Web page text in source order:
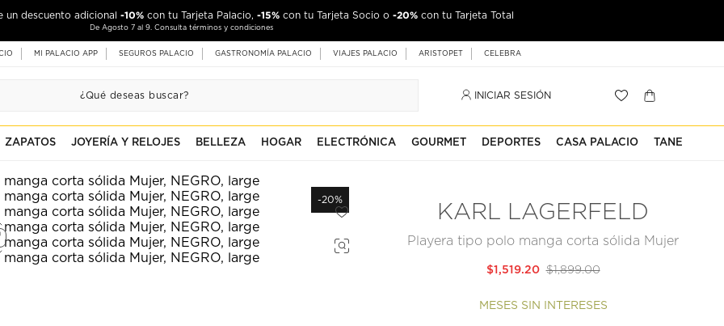
un descuento adicional -10% con tu Tarjeta Palacio, -15% con tu Tarjeta Socio o -20% con tu Tarjeta Total
De Agosto 7 al 9. Consulta términos y condiciones
MI PALACIO APP SEGUROS PALACIO GASTRONOMÍA PALACIO VIAJES PALACIO ARISTOPET CELEBRA
INICIAR SESIÓN
ZAPATOS JOYERÍA Y RELOJES BELLEZA HOGAR ELECTRÓNICA GOURMET DEPORTES CASA PALACIO TANE
-20%
KARL LAGERFELD
Playera tipo polo manga corta sólida Mujer
$1,899.00
$1,519.20
MESES SIN INTERESES